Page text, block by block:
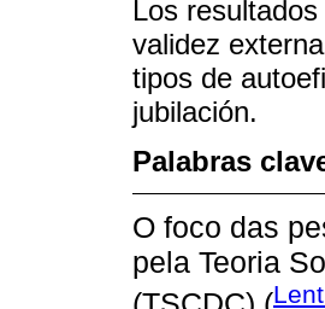
Los
validez
tipos de
jubilación.
Palabras
O foco das
pela Teoria